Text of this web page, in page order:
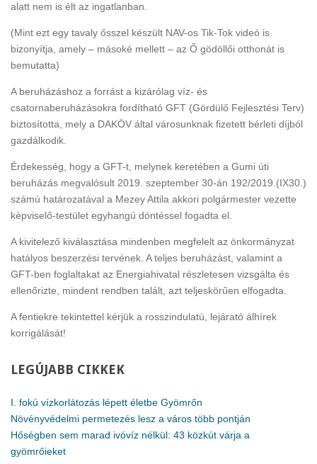
alatt nem is élt az ingatlanban.
(Mint ezt egy tavaly ősszel készült NAV-os Tik-Tok videó is
bizonyítja, amely – másoké mellett – az Ő gödöllői otthonát is
bemutatta)
A beruházáshoz a forrást a kizárólag víz- és
csatornaberuházásokra fordítható GFT (Gördülő Fejlesztési Terv)
biztosította, mely a DAKÖV által városunknak fizetett bérleti díjból
gazdálkodik.
Érdekesség, hogy a GFT-t, melynek keretében a Gumi úti
beruházás megvalósult 2019. szeptember 30-án 192/2019.(IX30.)
számú határozatával a Mezey Attila akkori polgármester vezette
képviselő-testület egyhangú döntéssel fogadta el.
A kivitelező kiválasztása mindenben megfelelt az önkormányzat
hatályos beszerzési tervének. A teljes beruházást, valamint a
GFT-ben foglaltakat az Energiahivatal részletesen vizsgálta és
ellenőrizte, mindent rendben talált, azt teljeskörűen elfogadta.
A fentiekre tekintettel kérjük a rosszindulatú, lejárató álhírek
korrigálását!
LEGÚJABB CIKKEK
I. fokú vízkorlátozás lépett életbe Gyömrőn
Növényvédelmi permetezés lesz a város több pontján
Hőségben sem marad ivóvíz nélkül: 43 közkút várja a
gyömrőieket